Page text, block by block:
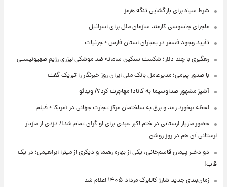
شرط سپاه برای بازگشایی تنگه هرمز
ماجرای جاسوسی کارمند سازمان ملل برای اسرائیل
تأیید وجود فسفر در بمباران استان فارس + جزئیات
رهگیری با چند دلار؛ شکست سنگین سامانه ضد موشکی لیزری رژیم صهیونیستی
با صدور پیامی؛ مدیرعامل بانک ملی ایران روز خبرنگار را تبریک گفت
آشپز مشهور صداوسیما به کانادا مهاجرت کرد؟/ ویدئو
لحظه برخورد رعد و برق به ساختمان مرکز تجارت جهانی در آمریکا + فیلم
حضور مازیار لرستانی در ختم اکبر عبدی برای او گران تمام شد!/ دزدی از مازیار
لرستانی آن هم در روز روشن
دو دختر پیمان قاسم‌خانی، یکی از بهاره رهنما و دیگری از میترا ابراهیمی؛ در یک
قاب!
زمان‌بندی جدید شارژ کالابرگ مرداد ۱۴۰۵ اعلام شد